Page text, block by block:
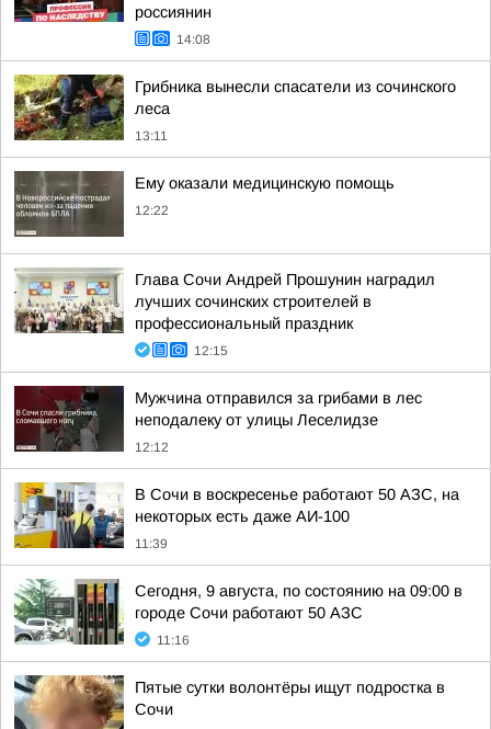
россиянин
14:08
Грибника вынесли спасатели из сочинского
леса
13:11
Ему оказали медицинскую помощь
12:22
Глава Сочи Андрей Прошунин наградил
лучших сочинских строителей в
профессиональный праздник
12:15
Мужчина отправился за грибами в лес
неподалеку от улицы Леселидзе
12:12
В Сочи в воскресенье работают 50 АЗС, на
некоторых есть даже АИ-100
11:39
Сегодня, 9 августа, по состоянию на 09:00 в
городе Сочи работают 50 АЗС
11:16
Пятые сутки волонтёры ищут подростка в
Сочи